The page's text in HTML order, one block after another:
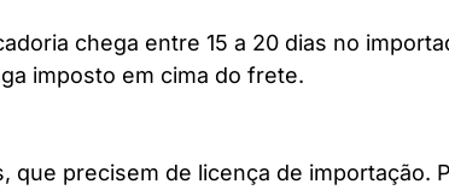
chega entre 15 a 20 dias no
imposto em cima do frete.
precisem de licença de importação.